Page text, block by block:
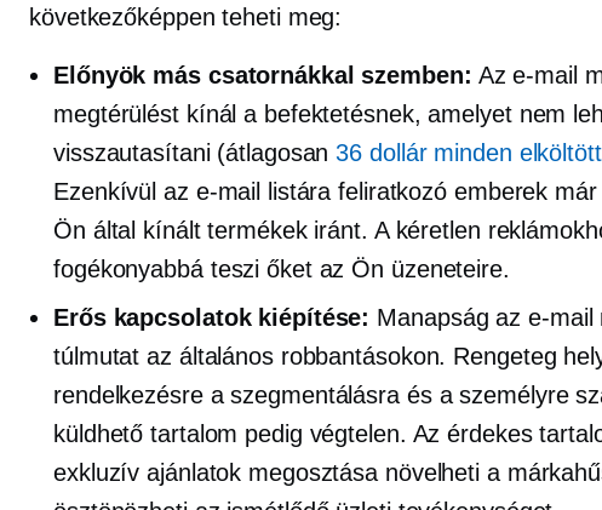
következőképpen teheti meg:
Előnyök más csatornákkal szemben: Az e-mail
megtérülést kínál a befektetésnek, amelyet nem
visszautasítani (átlagosan36 dollár minden
Ezenkívül az e-mail listára feliratkozó emberek
Ön által kínált termékek iránt. A kéretlen
fogékonyabbá teszi őket az Ön üzeneteire.
Erős kapcsolatok kiépítése: Manapság az e-mail
túlmutat az általános robbantásokon. Rengeteg
rendelkezésre a szegmentálásra és a személyre
küldhető tartalom pedig végtelen. Az érdekes
exkluzív ajánlatok megosztása növelheti a